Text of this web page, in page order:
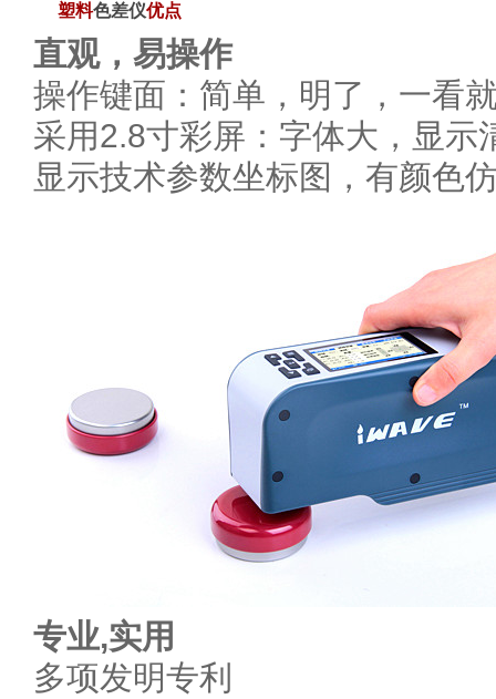
塑料色差仪优点
直观，易操作
操作键面：简单，明了，一看
采用2.8寸彩屏：字体大，显示
显示技术参数坐标图，有颜色
专业,实用
多项发明专利